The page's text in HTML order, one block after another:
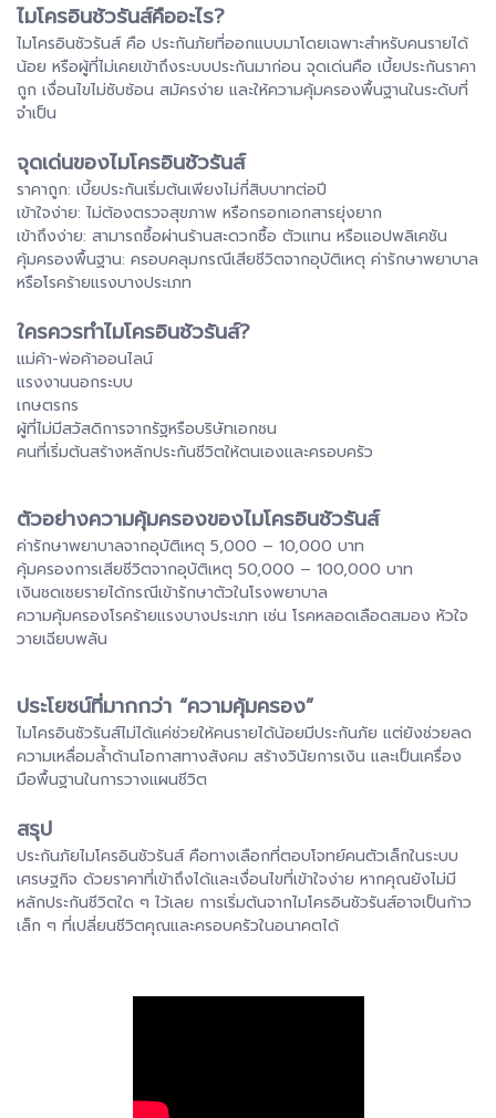
ไมโครอินชัวรันส์คืออะไร?
ไมโครอินชัวรันส์ คือ ประกันภัยที่ออกแบบมาโดยเฉพาะสำหรับคนรายได้
น้อย หรือผู้ที่ไม่เคยเข้าถึงระบบประกันมาก่อน จุดเด่นคือ เบี้ยประกันราคา
ถูก เงื่อนไขไม่ซับซ้อน สมัครง่าย และให้ความคุ้มครองพื้นฐานในระดับที่
จำเป็น
จุดเด่นของไมโครอินชัวรันส์
ราคาถูก: เบี้ยประกันเริ่มต้นเพียงไม่กี่สิบบาทต่อปี
เข้าใจง่าย: ไม่ต้องตรวจสุขภาพ หรือกรอกเอกสารยุ่งยาก
เข้าถึงง่าย: สามารถซื้อผ่านร้านสะดวกซื้อ ตัวแทน หรือแอปพลิเคชัน
คุ้มครองพื้นฐาน: ครอบคลุมกรณีเสียชีวิตจากอุบัติเหตุ ค่ารักษาพยาบาล
หรือโรคร้ายแรงบางประเภท
ใครควรทำไมโครอินชัวรันส์?
แม่ค้า-พ่อค้าออนไลน์
แรงงานนอกระบบ
เกษตรกร
ผู้ที่ไม่มีสวัสดิการจากรัฐหรือบริษัทเอกชน
คนที่เริ่มต้นสร้างหลักประกันชีวิตให้ตนเองและครอบครัว
ตัวอย่างความคุ้มครองของไมโครอินชัวรันส์
ค่ารักษาพยาบาลจากอุบัติเหตุ 5,000 – 10,000 บาท
คุ้มครองการเสียชีวิตจากอุบัติเหตุ 50,000 – 100,000 บาท
เงินชดเชยรายได้กรณีเข้ารักษาตัวในโรงพยาบาล
ความคุ้มครองโรคร้ายแรงบางประเภท เช่น โรคหลอดเลือดสมอง หัวใจ
วายเฉียบพลัน
ประโยชน์ที่มากกว่า “ความคุ้มครอง”
ไมโครอินชัวรันส์ไม่ได้แค่ช่วยให้คนรายได้น้อยมีประกันภัย แต่ยังช่วยลด
ความเหลื่อมล้ำด้านโอกาสทางสังคม สร้างวินัยการเงิน และเป็นเครื่อง
มือพื้นฐานในการวางแผนชีวิต
สรุป
ประกันภัยไมโครอินชัวรันส์ คือทางเลือกที่ตอบโจทย์คนตัวเล็กในระบบ
เศรษฐกิจ ด้วยราคาที่เข้าถึงได้และเงื่อนไขที่เข้าใจง่าย หากคุณยังไม่มี
หลักประกันชีวิตใด ๆ ไว้เลย การเริ่มต้นจากไมโครอินชัวรันส์อาจเป็นก้าว
เล็ก ๆ ที่เปลี่ยนชีวิตคุณและครอบครัวในอนาคตได้